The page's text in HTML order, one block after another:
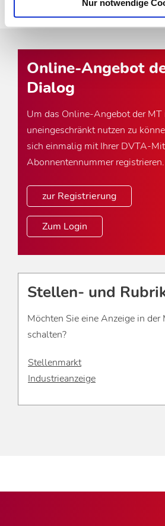
Nur notwendige
Online-Angebot
Dialog
Um das Online-Angebot der
uneingeschränkt nutzen zu
sich einmalig mit Ihrer DVTA-
Abonnentennummer registrieren.
zur Registrierung
Zum Login
Stellen- und
Möchten Sie eine Anzeige in
schalten?
Stellenmarkt
Industrieanzeige